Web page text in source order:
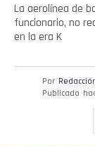
La aerolínea de
funcionario, no
en la era K
Por
Publicado